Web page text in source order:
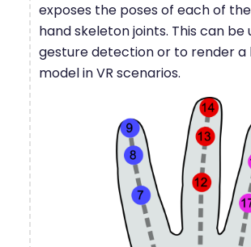
exposes the poses of each of
hand skeleton joints. This can be
gesture detection or to render a
model in VR scenarios.